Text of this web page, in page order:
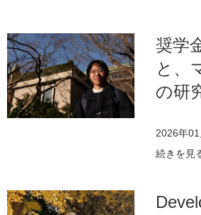
奨学
と、
の研
2026年01
続きを見